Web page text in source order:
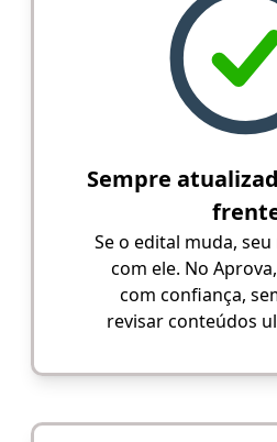
Sempre
Se o edital muda,
com ele. No
com confiança,
revisar conteúdos